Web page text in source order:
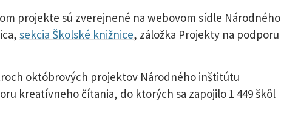
projekte sú zverejnené na webovom sídle Národného
sekcia Školské knižnice, záložka Projekty na podporu
októbrových projektov Národného inštitútu
kreatívneho čítania, do ktorých sa zapojilo 1 449 škôl